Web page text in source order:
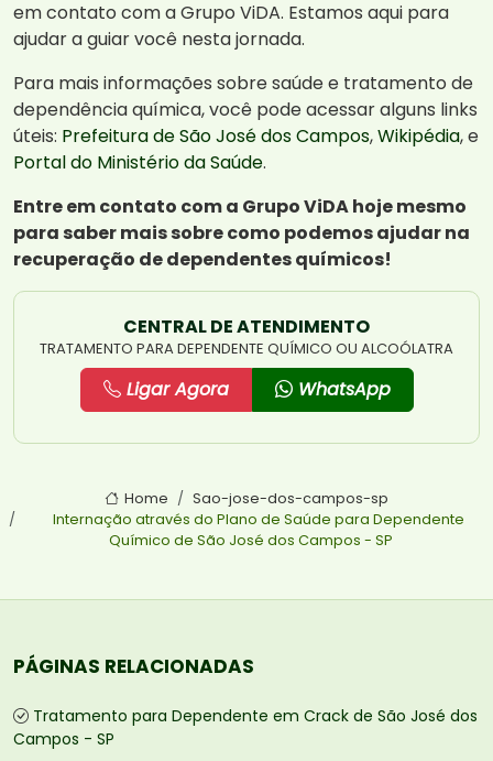
em contato com a Grupo ViDA. Estamos aqui para
ajudar a guiar você nesta jornada.
Para mais informações sobre saúde e tratamento de
dependência química, você pode acessar alguns links
úteis: Prefeitura de São José dos Campos,Wikipédia, e
Portal do Ministério da Saúde.
Entre em contato com a Grupo ViDA hoje mesmo
para saber mais sobre como podemos ajudar na
recuperação de dependentes químicos!
CENTRAL DE ATENDIMENTO
TRATAMENTO PARA DEPENDENTE QUÍMICO OU ALCOÓLATRA
Ligar Agora WhatsApp
Home
Sao-jose-dos-campos-sp
Internação através do Plano de Saúde para Dependente
Químico de São José dos Campos - SP
PÁGINAS RELACIONADAS
Tratamento para Dependente em Crack de São José dos
Campos - SP